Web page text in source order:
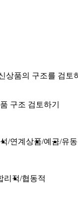
상품의 구조를 검토
구조 검토하기
연계상품 예금 유
리적 협동적